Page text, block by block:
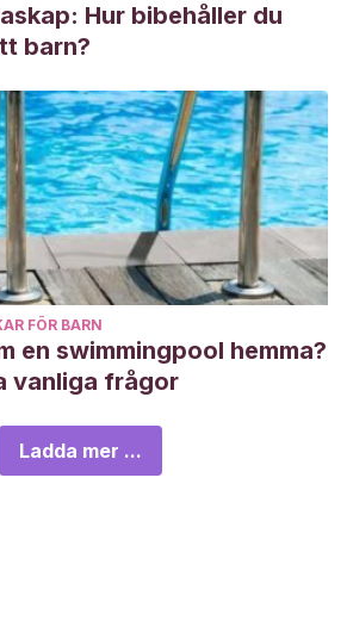
Hur bibehåller du
barn?
FÖR BARN
en swimmingpool hemma?
vanliga frågor
Ladda mer ...